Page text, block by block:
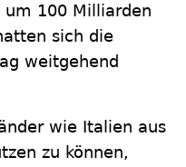
100 Milliarden
sich die
weitgehend
wie Italien aus
zu können,